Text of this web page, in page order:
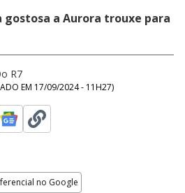
gostosa a Aurora trouxe para
R7
EM 17/09/2024 - 11H27)
no Google